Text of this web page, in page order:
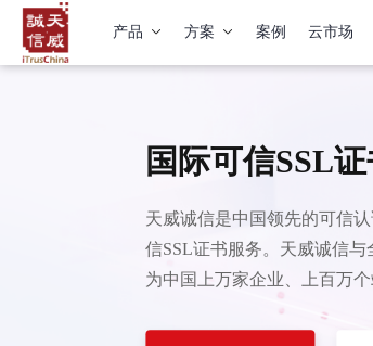
产品 方案 案例 云市场
国际可信SSL
天威诚信是中国领先的可信
信SSL证书服务。天威诚信与
为中国上万家企业、上百万